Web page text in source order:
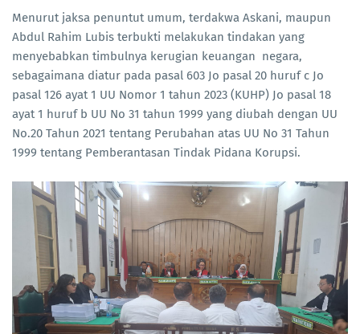
Menurut jaksa penuntut umum, terdakwa Askani, maupun
Abdul Rahim Lubis terbukti melakukan tindakan yang
menyebabkan timbulnya kerugian keuangan negara,
sebagaimana diatur pada pasal 603 Jo pasal 20 huruf c Jo
pasal 126 ayat 1 UU Nomor 1 tahun 2023 (KUHP) Jo pasal 18
ayat 1 huruf b UU No 31 tahun 1999 yang diubah dengan UU
No.20 Tahun 2021 tentang Perubahan atas UU No 31 Tahun
1999 tentang Pemberantasan Tindak Pidana Korupsi.